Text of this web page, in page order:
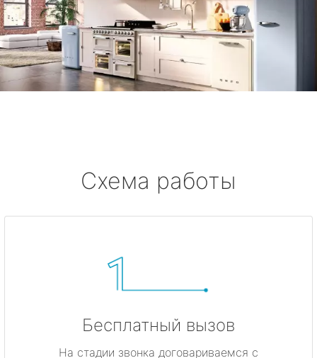
Схема работы
Бесплатный вызов
На стадии звонка договариваемся с